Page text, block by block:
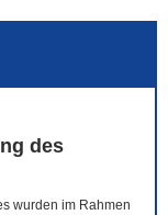
des
wurden im Rahmen